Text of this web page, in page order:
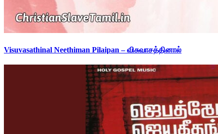
Visuvasathinal Neethiman Pilaipan – விசுவாசத்தினால்